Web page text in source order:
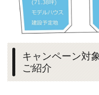
キャンペーン対
ご紹介